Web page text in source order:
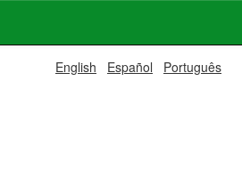
English Español Português